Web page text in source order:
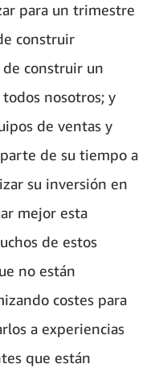
para un trimestre
construir
construir un
nosotros; y
de ventas y
de su tiempo a
su inversión en
mejor esta
de estos
no están
costes para
a experiencias
que están